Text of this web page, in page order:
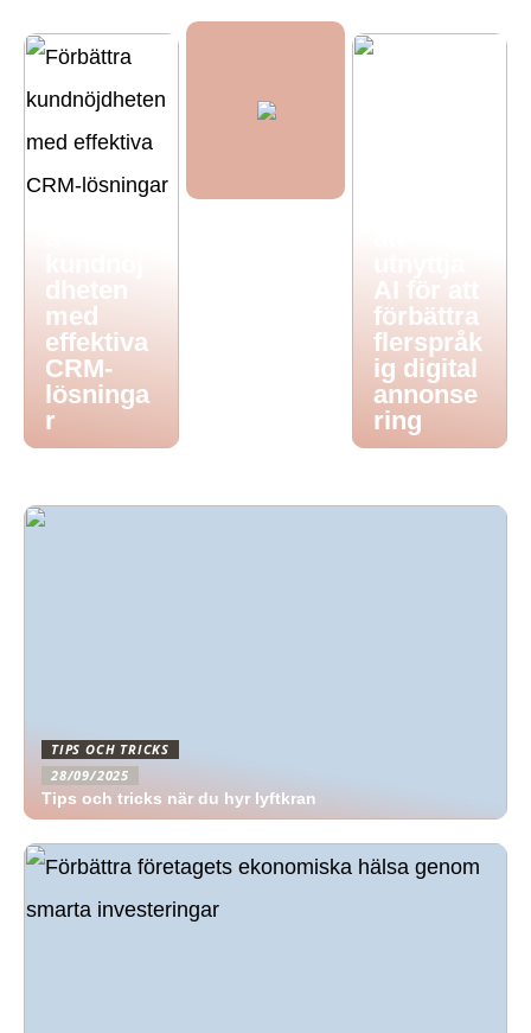
dheten
med
effektiva
CRM-
lösninga
r
AI för att
förbättra
flerspråk
ig digital
annonse
ring
TIPS OCH TRICKS
28/09/2025
Tips och tricks när du hyr lyftkran